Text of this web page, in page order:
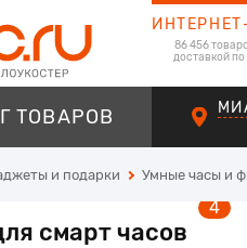
86 456
доставкой
ТОВАРОВ
и подарки Умные часы и
смарт часов
4